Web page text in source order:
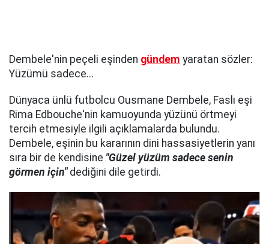
Dembele'nin peçeli eşinden gündem yaratan sözler:
Yüzümü sadece...
Dünyaca ünlü futbolcu Ousmane Dembele, Faslı eşi
Rima Edbouche'nin kamuoyunda yüzünü örtmeyi
tercih etmesiyle ilgili açıklamalarda bulundu.
Dembele, eşinin bu kararının dini hassasiyetlerin yanı
sıra bir de kendisine "Güzel yüzüm sadece senin
görmen için"dediğini dile getirdi.